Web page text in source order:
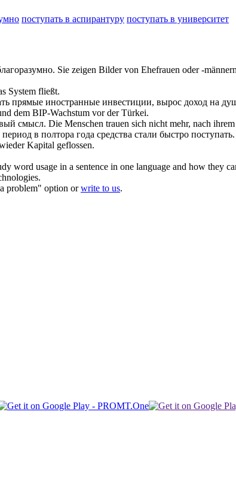
поступать в аспирантуру поступать в университет
Sie zeigen Bilder von Ehefrauen oder -
System fließt.
прямые иностранные инвестиции, вырос доход на
dem BIP-Wachstum vor der Türkei.
смысл. Die Menschen trauen sich nicht mehr, nach
в полтора года средства стали быстро поступать.
Kapital geflossen.
usage in a sentence in one language and how they
problem" option orwrite to us.